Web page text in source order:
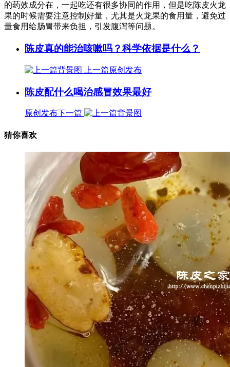
的药效成分在，一起吃还有很多协同的作用，但是吃陈皮火龙
果的时候需要注意控制好量，尤其是火龙果的食用量，避免过
量食用给肠胃带来负担，引发腹泻等问题。
陈皮真的能治咳嗽吗？科学依据是什么？
上一篇原创发布
陈皮配什么喝治感冒效果最好
原创发布下一篇
猜你喜欢